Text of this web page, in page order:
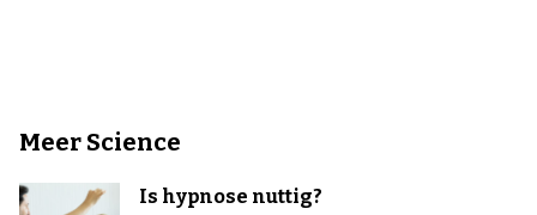
Meer Science
Is hypnose nuttig?